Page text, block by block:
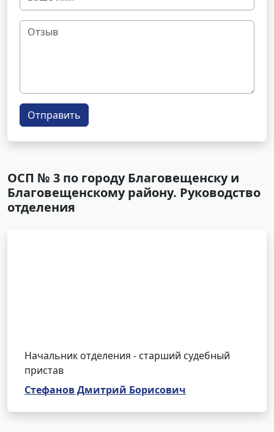
Отправить
ОСП № 3 по городу Благовещенску и
Благовещенскому району. Руководство
отделения
Начальник отделения - старший судебный
пристав
Стефанов Дмитрий Борисович